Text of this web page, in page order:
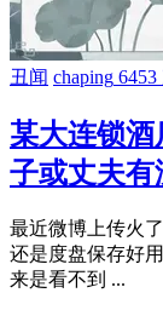
丑闻 chaping
某大连锁酒
子或丈夫有
最近微博上传火
还是度盘保存好
来是看不到 ...